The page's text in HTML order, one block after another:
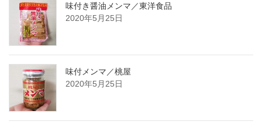
味付き醤油メンマ／東洋食品
2020年5月25日
味付メンマ／桃屋
2020年5月25日